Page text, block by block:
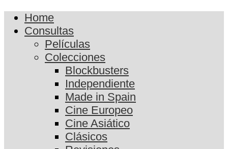
Home
Consultas
Películas
Colecciones
Blockbusters
Independiente
Made in Spain
Cine Europeo
Cine Asiático
Clásicos